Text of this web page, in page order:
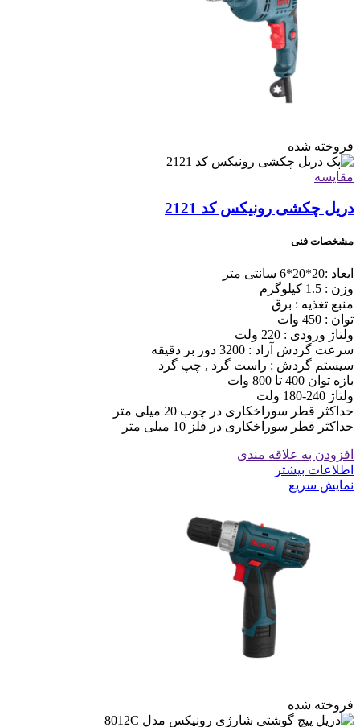
فروخته شده
مقايسه
دریل چکشی رونیکس کد 2121
مشخصات فنی
ابعاد :20*20*6 سانتی متر
وزن : 1.5 کیلوگرم
منبع تغذیه : برق
توان : 450 وات
ولتاژ ورودی : 220 ولت
سرعت گردش آزاد : 3200 دور بر دقیقه
سیستم گردش : راست گرد , چپ گرد
بازه توان 400 تا 800 وات
ولتاژ 240-180 ولت
حداکثر قطر سوراخکاری در چوب 20 میلی متر
حداکثر قطر سوراخکاری در فلز 10 میلی متر
افزودن به علاقه مندی
اطلاعات بیشتر
نمایش سریع
فروخته شده